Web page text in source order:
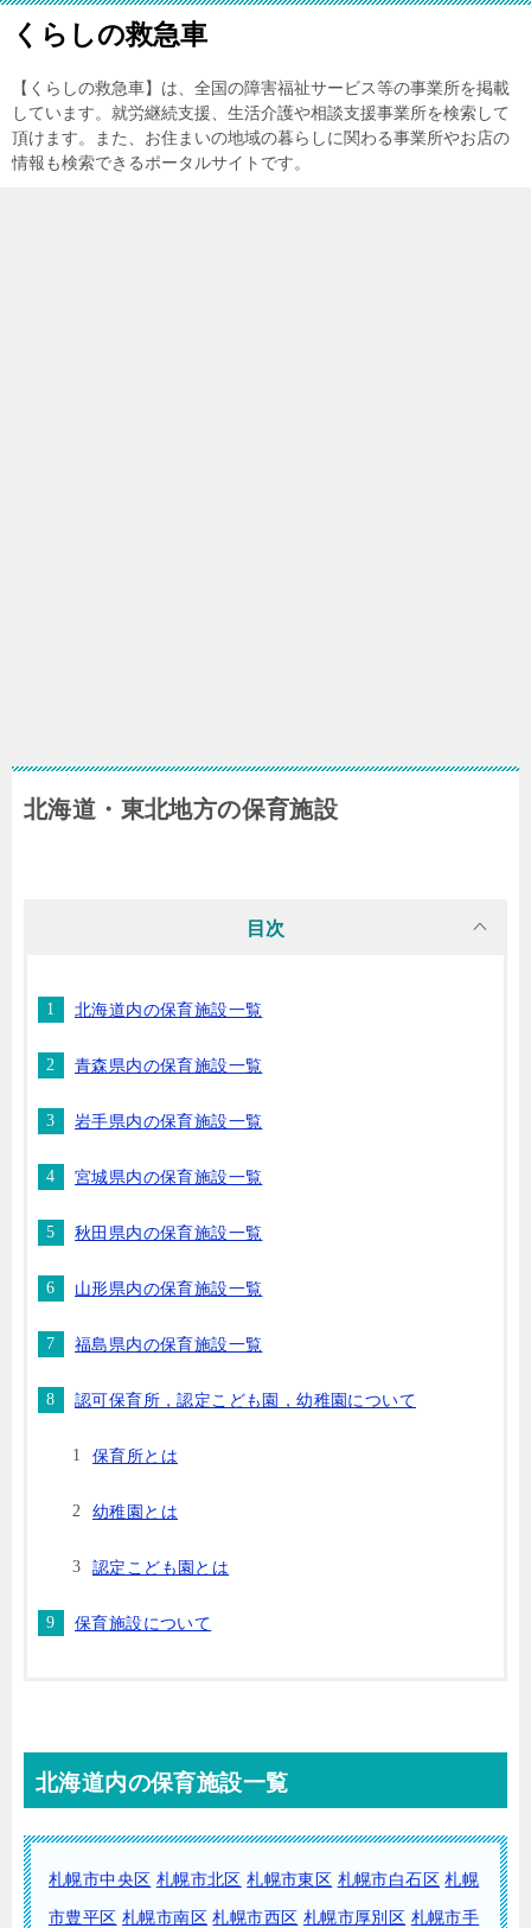
くらしの救急車
【くらしの救急車】は、全国の障害福祉サービス等の事業所を掲載
しています。就労継続支援、生活介護や相談支援事業所を検索して
頂けます。また、お住まいの地域の暮らしに関わる事業所やお店の
情報も検索できるポータルサイトです。
北海道・東北地方の保育施設
目次
北海道内の保育施設一覧
青森県内の保育施設一覧
岩手県内の保育施設一覧
宮城県内の保育施設一覧
秋田県内の保育施設一覧
山形県内の保育施設一覧
福島県内の保育施設一覧
認可保育所，認定こども園，幼稚園について
保育所とは
幼稚園とは
認定こども園とは
保育施設について
北海道内の保育施設一覧
札幌市中央区 札幌市北区 札幌市東区 札幌市白石区 札幌
市豊平区 札幌市南区 札幌市西区 札幌市厚別区 札幌市手